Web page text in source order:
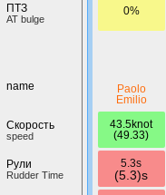
ПТЗ
AT bulge
name
Скорость
speed
Рули
Rudder Time
0%
Paolo
Emilio
43.5knot
(49.33)
5.3s
(5.3)s